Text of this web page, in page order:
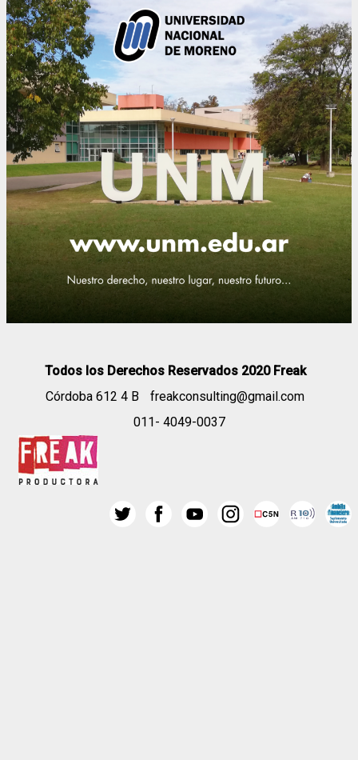
Todos los Derechos Reservados 2020 Freak
Córdoba 612 4 B
freakconsulting@gmail.com
011- 4049-0037